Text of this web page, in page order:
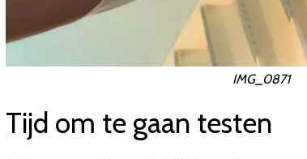
IMG_0871
Tijd om te gaan testen